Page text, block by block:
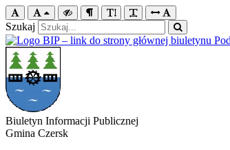
Szukaj
Biuletyn Informacji Publicznej
Gmina Czersk